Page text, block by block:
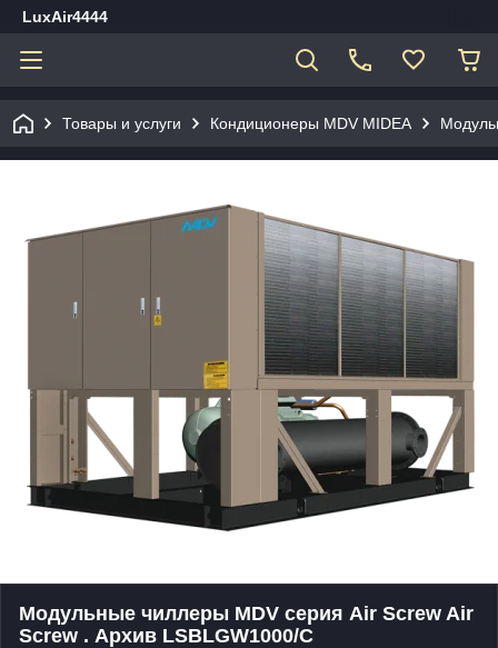
LuxAir4444
Товары и услуги Кондиционеры MDV MIDEA
Модульные чиллеры MDV серия Air Screw Air
Screw . Архив LSBLGW1000/C